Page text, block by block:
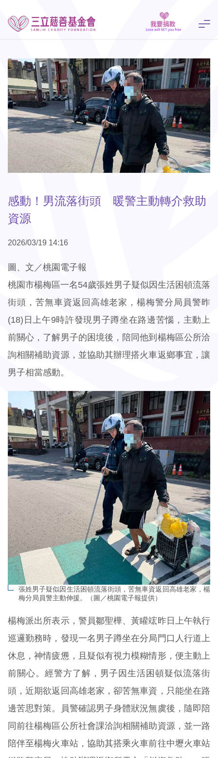
感動！男流落街頭 暖警主動轉介救助
資源
2026/03/19 14:16
圖、文／桃園電子報
桃園市楊梅區一名54歲張姓男子疑似因生活困頓流落
街頭，苦無車資返回高雄老家，楊梅警分局員警昨
(18)日上午9時許發現男子蹲坐在路邊苦惱，主動上
前關心，了解男子的困境後，陪同他到楊梅區公所洽
詢相關補助資源，並協助其辦理搭火車返鄉事宜，讓
男子相當感動。
張姓男子疑似因生活困頓流落街頭，苦無車資返回高雄老家，楊
梅分局員警主動伸援。（圖／桃園電子報提供）
楊梅派出所表示，警員鄒聖樺、黃矔竤昨日上午執行
巡邏勤務時，發現一名男子蹲坐在分局門口人行道上
休息，神情疲憊，且疑似有視力模糊情形，便主動上
前關心。經警方了解，男子因生活困頓疑似流落街
頭，近期欲返回高雄老家，卻苦無車資，只能坐在路
邊苦思對策。員警確認男子身體狀況無虞後，隨即陪
同前往楊梅區公所社會課洽詢相關補助資源，並一路
陪伴至楊梅火車站，協助其搭乘火車前往中壢火車站